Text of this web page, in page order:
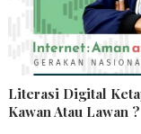
Literasi Digital
Kawan Atau Lawan